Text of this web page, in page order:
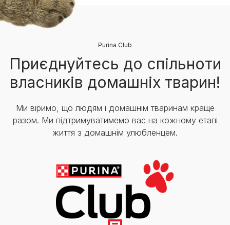
Purina Club
Приєднуйтесь до спільноти
власників домашніх тварин!
Ми віримо, що людям і домашнім тваринам краще
разом. Ми підтримуватимемо вас на кожному етапі
життя з домашнім улюбленцем.